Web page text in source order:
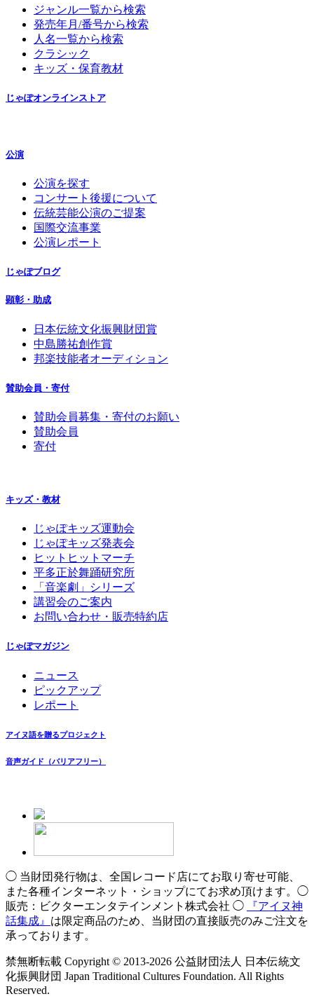
ジャンル一覧から検索
発売年月/番号から検索
人名一覧から検索
クラシック
キッズ・保育教材
じゃぽオンラインストア
公演
公演を探す
コンサート後援について
伝統芸能公演のご提案
国際交流事業
公演レポート
じゃぽブログ
顕彰・助成
日本伝統文化振興財団賞
中島勝祐創作賞
邦楽技能者オーディション
賛助会員・寄付
賛助会員募集・寄付のお願い
賛助会員
寄付
キッズ・教材
じゃぽキッズ運動会
じゃぽキッズ発表会
ヒットヒットマーチ
平多正於舞踊研究所
「音楽劇」シリーズ
講習会のご案内
お問い合わせ・販売特約店
じゃぽマガジン
ニュース
ピックアップ
レポート
アイヌ語を贈るプロジェクト
音声ガイド（バリアフリー）
◯ 当財団発行物は、全国レコード店にてお取り寄せ可能、
また各種インターネット・ショップにてお求め頂けます。◯
販売：ビクターエンタテインメント株式会社 ◯
『アイヌ神
話集成』 は限定商品のため、当財団の直接販売のみご注文を
承っております。
禁無断転載 Copyright © 2013-2026 公益財団法人 日本伝統文
化振興財団 Japan Traditional Cultures Foundation. All Rights
Reserved.